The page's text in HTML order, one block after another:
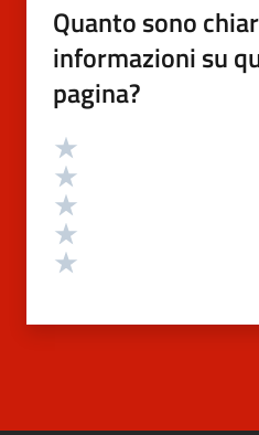
Quanto sono
informazioni su
pagina?
Valutazione